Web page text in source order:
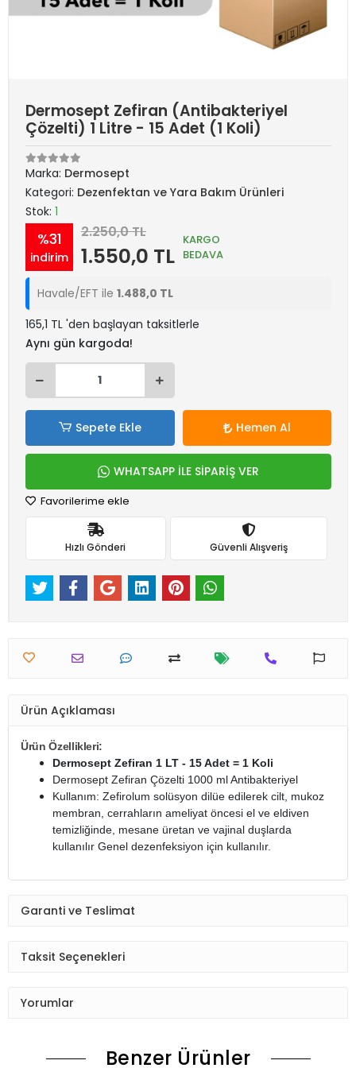
Dermosept Zefiran (Antibakteriyel
Çözelti) 1 Litre - 15 Adet (1 Koli)
Marka: Dermosept
Kategori: Dezenfektan ve Yara Bakım Ürünleri
Stok: 1
%31
indirim
2.250,0 TL
1.550,0 TL
KARGO
BEDAVA
Havale/EFT ile 1.488,0 TL
165,1 TL 'den başlayan taksitlerle
Aynı gün kargoda!
Sepete Ekle Hemen Al
WHATSAPP İLE SİPARİŞ VER
Favorilerime ekle
Hızlı Gönderi Güvenli Alışveriş
Ürün Açıklaması
Ürün Özellikleri:
Dermosept Zefiran 1 LT - 15 Adet = 1 Koli
Dermosept Zefiran Çözelti 1000 ml Antibakteriyel
Kullanım: Zefirolum solüsyon dilüe edilerek cilt, mukoz
membran, cerrahların ameliyat öncesi el ve eldiven
temizliğinde, mesane üretan ve vajinal duşlarda
kullanılır Genel dezenfeksiyon için kullanılır.
Garanti ve Teslimat
Taksit Seçenekleri
Yorumlar
Benzer Ürünler